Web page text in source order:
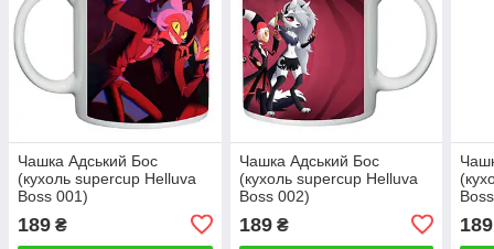
Чашка Адський Бос
(кухоль supercup Helluva
Boss 001)
189 ₴
Чашка Адський Бос
(кухоль supercup Helluva
Boss 002)
189₴ 189